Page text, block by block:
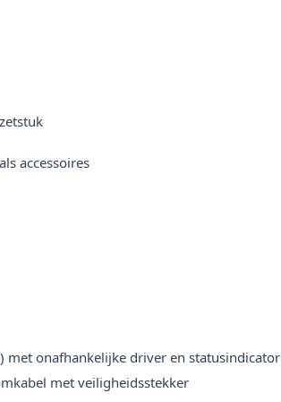
accessoires
met onafhankelijke driver en statusindicator
met veiligheidsstekker